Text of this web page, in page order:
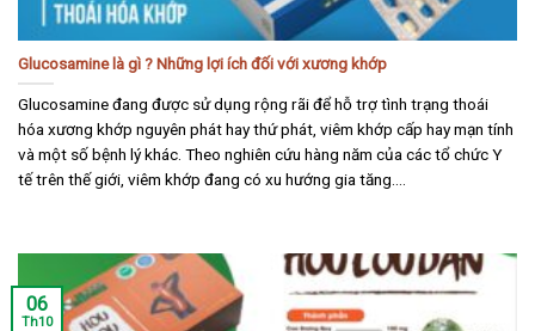
Glucosamine là gì ? Những lợi ích đối với xương khớp
Glucosamine đang được sử dụng rộng rãi để hỗ trợ tình trạng thoái
hóa xương khớp nguyên phát hay thứ phát, viêm khớp cấp hay mạn tính
và một số bệnh lý khác. Theo nghiên cứu hàng năm của các tổ chức Y
tế trên thế giới, viêm khớp đang có xu hướng gia tăng....
06
Th10